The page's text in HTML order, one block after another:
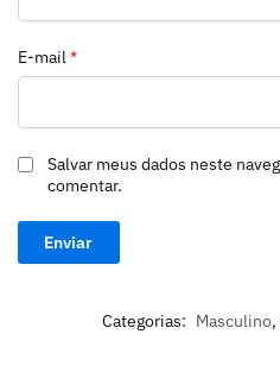
E-mail*
Salvar meus dados neste
comentar.
Categorias: Masculino,